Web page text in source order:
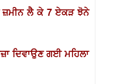
ਲੈ ਕੇ 7 ਏਕੜ ਝੋਨੇ
ਦਿਵਾਉਣ ਗਈ ਮਹਿਲਾ